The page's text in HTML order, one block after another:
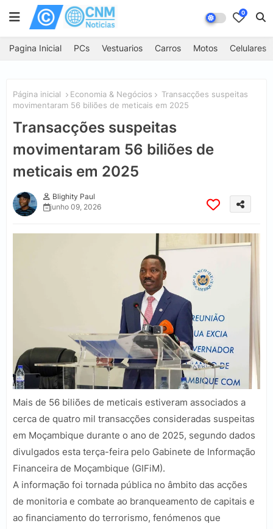
0
Pagina Inicial PCs Vestuarios Carros Motos Celulares
Página inicial Economia & Negócios
Transacções suspeitas
movimentaram 56 biliões de meticais em 2025
Transacções suspeitas
movimentaram 56 biliões de
meticais em 2025
Blighity Paul
junho 09, 2026
Mais de 56 biliões de meticais estiveram associados a
cerca de quatro mil transacções consideradas suspeitas
em Moçambique durante o ano de 2025, segundo dados
divulgados esta terça-feira pelo Gabinete de Informação
Financeira de Moçambique (GIFiM).
A informação foi tornada pública no âmbito das acções
de monitoria e combate ao branqueamento de capitais e
ao financiamento do terrorismo, fenómenos que